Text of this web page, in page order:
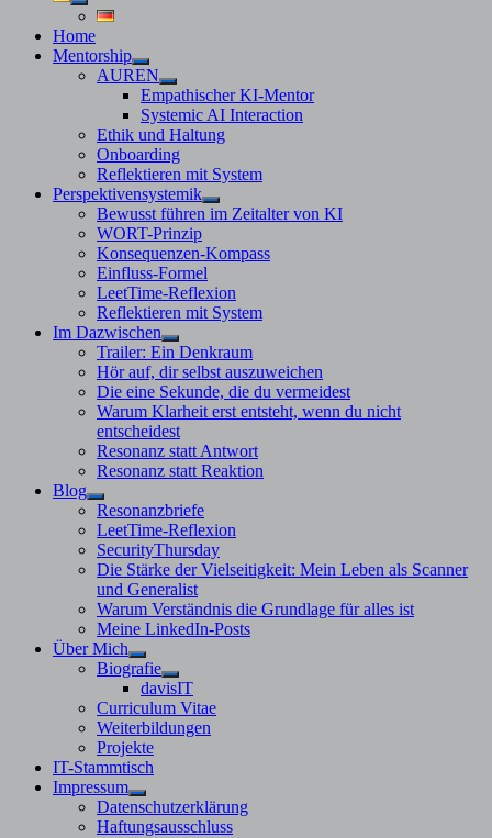
Untermenü
anzeigen
Home
Mentorship
Untermenü
anzeigen
AUREN
Untermenü
anzeigen
Empathischer KI-Mentor
Systemic AI Interaction
Ethik und Haltung
Onboarding
Reflektieren mit System
Perspektivensystemik
Untermenü
anzeigen
Bewusst führen im Zeitalter von KI
WORT-Prinzip
Konsequenzen-Kompass
Einfluss-Formel
LeetTime-Reflexion
Reflektieren mit System
Im Dazwischen
Untermenü
anzeigen
Trailer: Ein Denkraum
Hör auf, dir selbst auszuweichen
Die eine Sekunde, die du vermeidest
Warum Klarheit erst entsteht, wenn du nicht
entscheidest
Resonanz statt Antwort
Resonanz statt Reaktion
Blog
Untermenü
anzeigen
Resonanzbriefe
LeetTime-Reflexion
SecurityThursday
Die Stärke der Vielseitigkeit: Mein Leben als Scanner
und Generalist
Warum Verständnis die Grundlage für alles ist
Meine LinkedIn-Posts
Über Mich
Untermenü
anzeigen
Biografie
Untermenü
anzeigen
davisIT
Curriculum Vitae
Weiterbildungen
Projekte
IT-Stammtisch
Impressum
Untermenü
anzeigen
Datenschutzerklärung
Haftungsausschluss